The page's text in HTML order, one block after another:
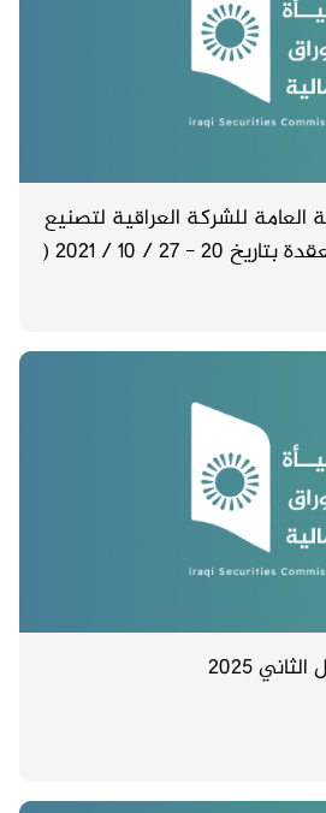
للشركة العراقية لتصنيع
وتسويق التمور والمنعقدة بتاريخ 20 - 27 / 10 / 2021 (